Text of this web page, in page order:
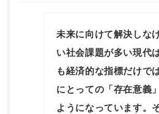
未来に向けて解決しな
い社会課題が多い現代
も経済的な指標だけで
にとっての「存在意義
ようになっています。